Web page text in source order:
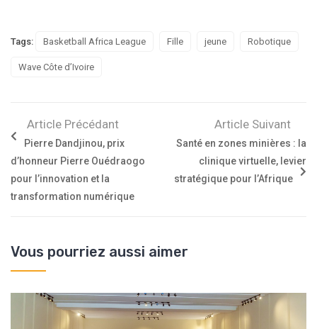
Tags: Basketball Africa League Fille jeune Robotique
Wave Côte d’Ivoire
Article Précédant
Pierre Dandjinou, prix
d’honneur Pierre Ouédraogo
pour l’innovation et la
transformation numérique
Article Suivant
Santé en zones minières : la
clinique virtuelle, levier
stratégique pour l’Afrique
Vous pourriez aussi aimer